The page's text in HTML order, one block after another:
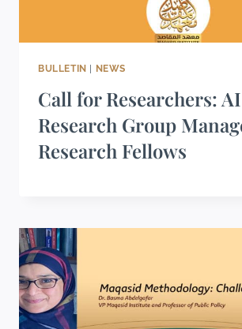
BULLETIN NEWS
Call for Researchers: AI
Research Group
Research Fellows